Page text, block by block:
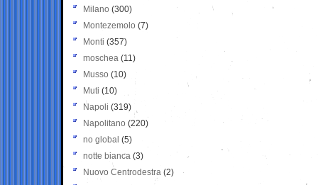
Milano (300)
Montezemolo (7)
Monti (357)
moschea (11)
Musso (10)
Muti (10)
Napoli (319)
Napolitano (220)
no global (5)
notte bianca (3)
Nuovo Centrodestra (2)